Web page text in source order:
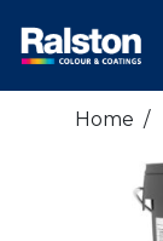
Home /